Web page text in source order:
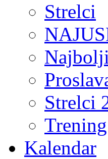
Strelci
Strelci
Kalendar